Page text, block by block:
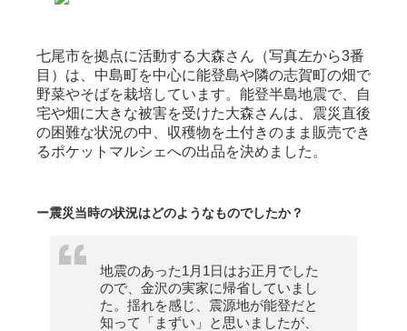
七尾市を拠点に活動する大森さん（写真左から3番
目）は、中島町を中心に能登島や隣の志賀町の畑で
野菜やそばを栽培しています。能登半島地震で、自
宅や畑に大きな被害を受けた大森さんは、震災直後
の困難な状況の中、収穫物を土付きのまま販売でき
るポケットマルシェへの出品を決めました。
ー震災当時の状況はどのようなものでしたか？
地震のあった1月1日はお正月でした
ので、金沢の実家に帰省していまし
た。揺れを感じ、震源地が能登だと
知って「まずい」と思いましたが、